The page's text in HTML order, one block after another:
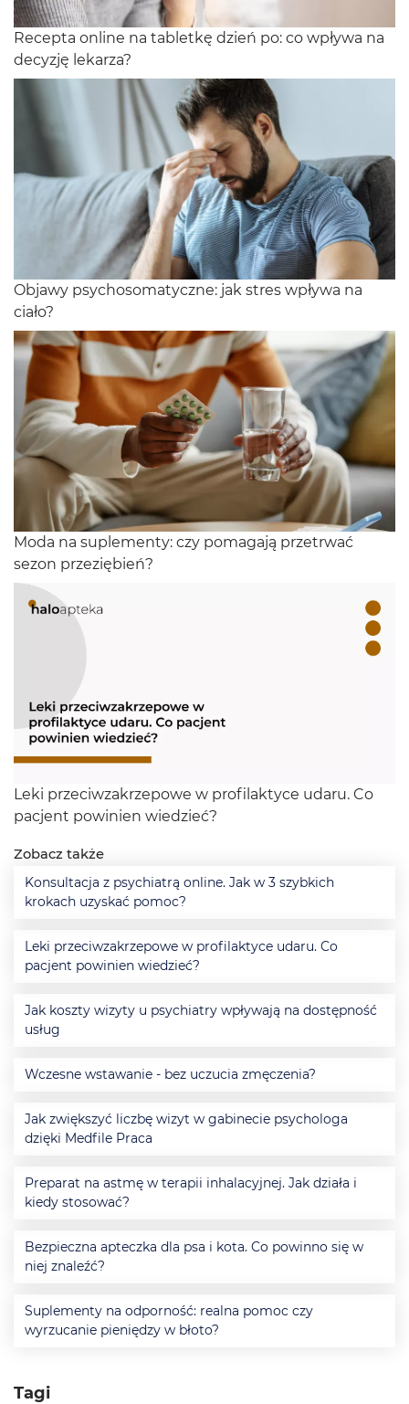
Recepta online na tabletkę dzień po: co wpływa na
decyzję lekarza?
Objawy psychosomatyczne: jak stres wpływa na
ciało?
Moda na suplementy: czy pomagają przetrwać
sezon przeziębień?
Leki przeciwzakrzepowe w profilaktyce udaru. Co
pacjent powinien wiedzieć?
Zobacz także
Konsultacja z psychiatrą online. Jak w 3 szybkich
krokach uzyskać pomoc?
Leki przeciwzakrzepowe w profilaktyce udaru. Co
pacjent powinien wiedzieć?
Jak koszty wizyty u psychiatry wpływają na dostępność
usług
Wczesne wstawanie - bez uczucia zmęczenia?
Jak zwiększyć liczbę wizyt w gabinecie psychologa
dzięki Medfile Praca
Preparat na astmę w terapii inhalacyjnej. Jak działa i
kiedy stosować?
Bezpieczna apteczka dla psa i kota. Co powinno się w
niej znaleźć?
Suplementy na odporność: realna pomoc czy
wyrzucanie pieniędzy w błoto?
Tagi